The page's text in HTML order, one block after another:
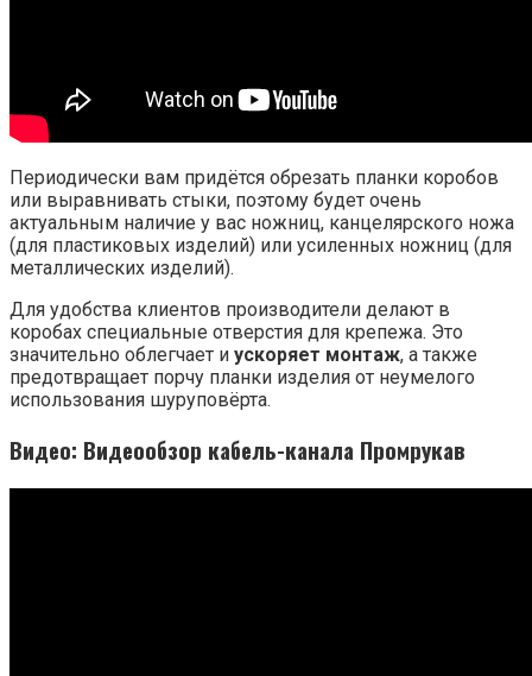
Периодически вам придётся обрезать планки коробов
или выравнивать стыки, поэтому будет очень
актуальным наличие у вас ножниц, канцелярского ножа
(для пластиковых изделий) или усиленных ножниц (для
металлических изделий).
Для удобства клиентов производители делают в
коробах специальные отверстия для крепежа. Это
значительно облегчает и ускоряет монтаж, а также
предотвращает порчу планки изделия от неумелого
использования шуруповёрта.
Видео: Видеообзор кабель-канала Промрукав